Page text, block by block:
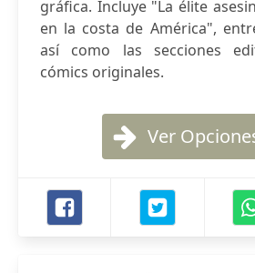
gráfica. Incluye "La élite
en la costa de América",
así como las secciones
cómics originales.
Ver